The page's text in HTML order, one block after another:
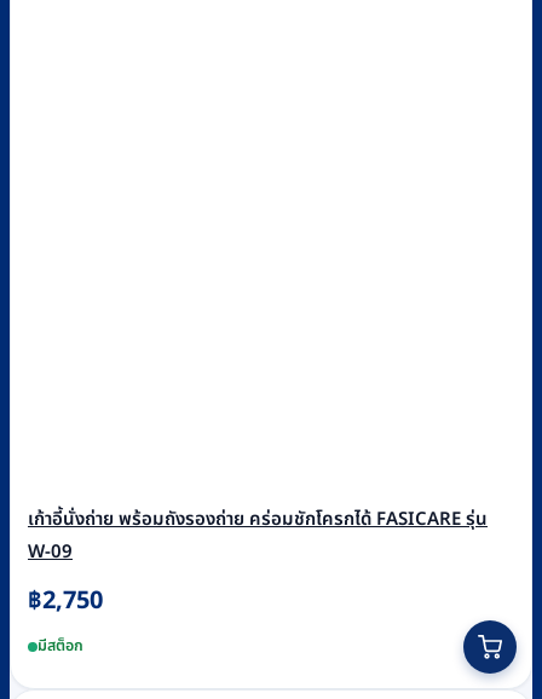
เก้าอี้นั่งถ่าย พร้อมถังรองถ่าย คร่อมชักโครกได้ FASICARE รุ่น
W-09
฿2,750
มีสต็อก